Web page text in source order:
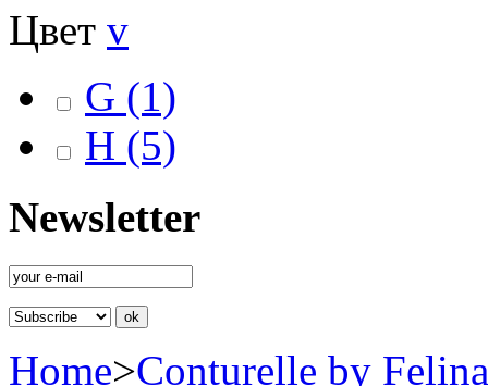
Цвет v
G (1)
H (5)
Newsletter
Home>Conturelle by